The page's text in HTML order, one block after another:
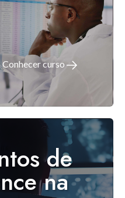
Conhecer curso
de
na